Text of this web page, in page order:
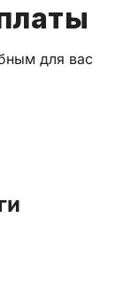
для вас